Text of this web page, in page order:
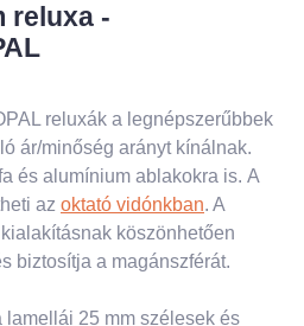
reluxa -
reluxák a legnépszerűbbek
ár/minőség arányt kínálnak.
és alumínium ablakokra is. A
az oktató vidónkban. A
köszönhetően
biztosítja a magánszférát.
25 mm szélesek és